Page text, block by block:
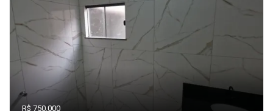
R$ 750.000